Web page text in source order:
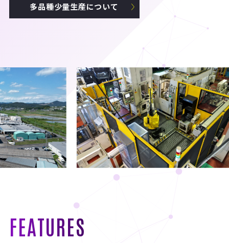
多品種少量生産について
FEATURES